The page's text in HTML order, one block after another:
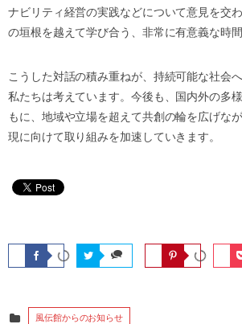
ナビリティ経営の実践などについて意見を交
の垣根を越えて学び合う、非常に有意義な時間
こうした対話の積み重ねが、持続可能な社会
私たちは考えています。今後も、国内外の多
もに、地域や立場を超えて共創の輪を広げな
現に向けて取り組みを加速していきます。
風伝館からのお知らせ